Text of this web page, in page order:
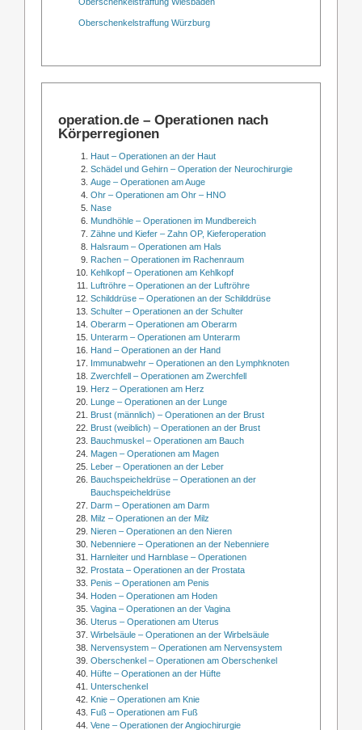
Oberschenkelstraffung Würzburg
operation.de – Operationen nach
Körperregionen
Haut – Operationen an der Haut
Schädel und Gehirn – Operation der Neurochirurgie
Auge – Operationen am Auge
Ohr – Operationen am Ohr – HNO
Nase
Mundhöhle – Operationen im Mundbereich
Zähne und Kiefer – Zahn OP, Kieferoperation
Halsraum – Operationen am Hals
Rachen – Operationen im Rachenraum
Kehlkopf – Operationen am Kehlkopf
Luftröhre – Operationen an der Luftröhre
Schilddrüse – Operationen an der Schilddrüse
Schulter – Operationen an der Schulter
Oberarm – Operationen am Oberarm
Unterarm – Operationen am Unterarm
Hand – Operationen an der Hand
Immunabwehr – Operationen an den Lymphknoten
Zwerchfell – Operationen am Zwerchfell
Herz – Operationen am Herz
Lunge – Operationen an der Lunge
Brust (männlich) – Operationen an der Brust
Brust (weiblich) – Operationen an der Brust
Bauchmuskel – Operationen am Bauch
Magen – Operationen am Magen
Leber – Operationen an der Leber
Bauchspeicheldrüse – Operationen an der
Bauchspeicheldrüse
Darm – Operationen am Darm
Milz – Operationen an der Milz
Nieren – Operationen an den Nieren
Nebenniere – Operationen an der Nebenniere
Harnleiter und Harnblase – Operationen
Prostata – Operationen an der Prostata
Penis – Operationen am Penis
Hoden – Operationen am Hoden
Vagina – Operationen an der Vagina
Uterus – Operationen am Uterus
Wirbelsäule – Operationen an der Wirbelsäule
Nervensystem – Operationen am Nervensystem
Oberschenkel – Operationen am Oberschenkel
Hüfte – Operationen an der Hüfte
Unterschenkel
Knie – Operationen am Knie
Fuß – Operationen am Fuß
Vene – Operationen der Angiochirurgie